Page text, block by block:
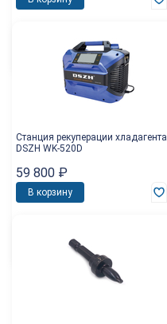
Станция рекуперации хладагента
DSZH WK-520D
59 800 ₽
В корзину